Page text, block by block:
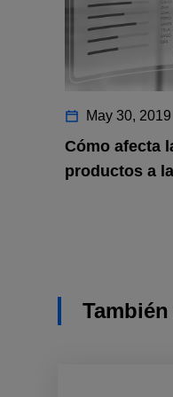
May 30, 2019
Cómo afecta
productos a